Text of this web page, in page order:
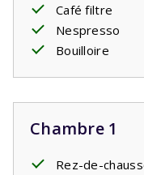
Café filtre
Nespresso
Bouilloire
Chambre 1
Rez-de-